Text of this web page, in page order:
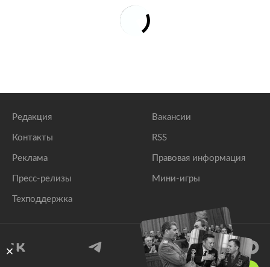
Редакция
Контакты
Реклама
Пресс-релизы
Техподдержка
Вакансии
RSS
Правовая информация
Мини-игры